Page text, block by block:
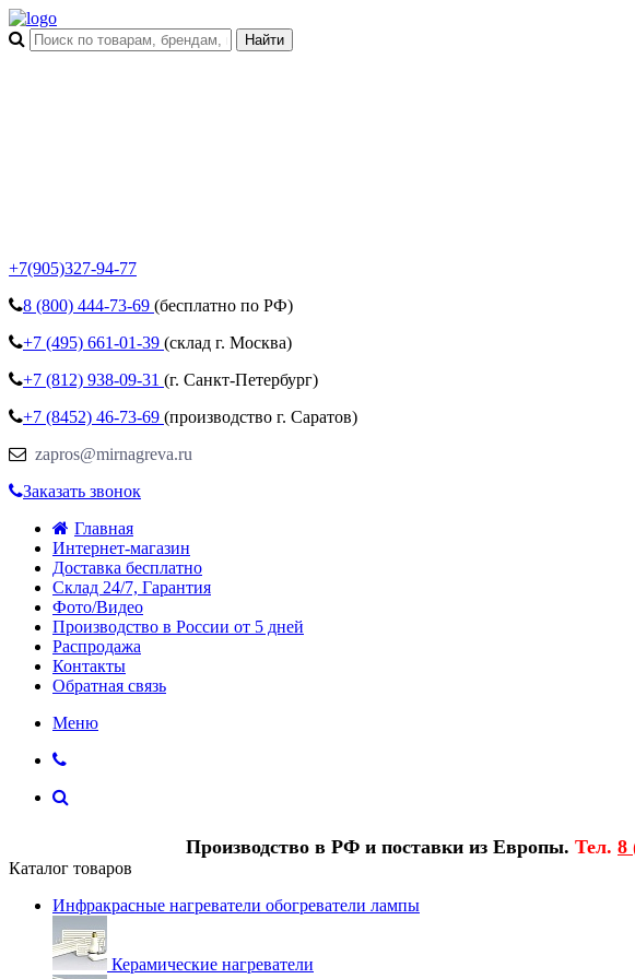
+7(905)327-94-77
8 (800) 444-73-69 (бесплатно по РФ)
+7 (495) 661-01-39 (склад г. Москва)
+7 (812) 938-09-31 (г. Санкт-Петербург)
+7 (8452) 46-73-69 (производство г. Саратов)
zapros@mirnagreva.ru
Заказать звонок
Главная
Интернет-магазин
Доставка бесплатно
Склад 24/7, Гарантия
Фото/Видео
Производство в России от 5 дней
Распродажа
Контакты
Обратная связь
Меню
Производство в РФ и поставки из Европы. Тел. 8
Каталог товаров
Инфракрасные нагреватели обогреватели лампы
Керамические нагреватели